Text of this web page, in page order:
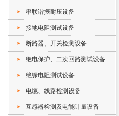
串联谐振耐压设备
接地电阻测试设备
断路器、开关检测设备
继电保护、二次回路测试设备
绝缘电阻测试设备
电缆、线路检测设备
互感器检测及电能计量设备